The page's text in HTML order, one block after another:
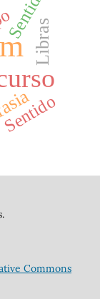
Libras
Sentido
Commons